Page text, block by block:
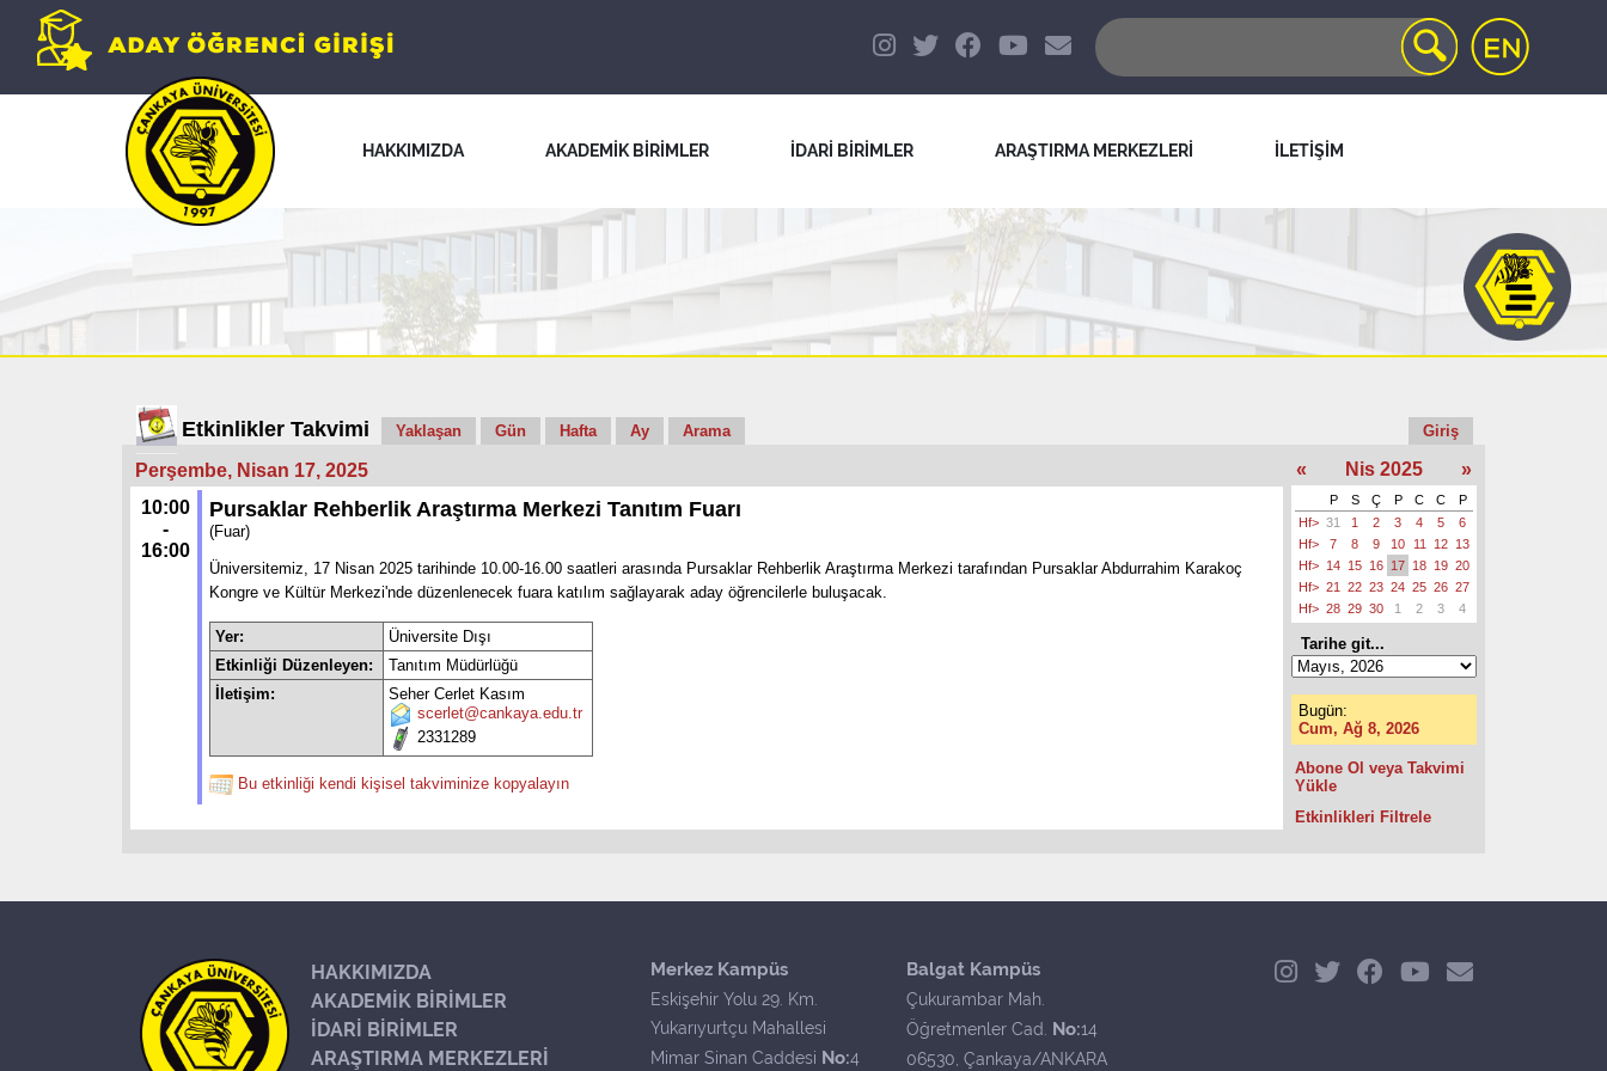
HAKKIMIZDA AKADEMİK BİRİMLER İDARİ BİRİMLER ARAŞTIRMA MERKEZLERİ İLETİŞİM
Etkinlikler Takvimi Yaklaşan Gün Hafta Ay Arama Giriş
Perşembe, Nisan 17, 2025
10:00
-
16:00
Pursaklar Rehberlik Araştırma Merkezi Tanıtım Fuarı
(Fuar)
Üniversitemiz, 17 Nisan 2025 tarihinde 10.00-16.00 saatleri arasında Pursaklar Rehberlik Araştırma Merkezi tarafından Pursaklar Abdurrahim Karakoç
Kongre ve Kültür Merkezi'nde düzenlenecek fuara katılım sağlayarak aday öğrencilerle buluşacak.
Yer:
Üniversite Dışı
Etkinliği Düzenleyen:
Tanıtım Müdürlüğü
İletişim:
Seher Cerlet Kasım
scerlet@cankaya.edu.tr
2331289
Bu etkinliği kendi kişisel takviminize kopyalayın
« Nis 2025 »
P S Ç P C C
P
Hf> 31 1 2 3 4 5
6
Hf>
7 8 9 10 11 12 13
Hf> 14 15 16 17 18 19 20
Hf> 21 22 23 24 25 26 27
Hf> 28 29 30 1 2 3 4
Tarihe git...
Bugün:
Cum, Ağ 8, 2026
Abone Ol veya Takvimi
Yükle
Etkinlikleri Filtrele
HAKKIMIZDA
AKADEMİK BİRİMLER
İDARİ BİRİMLER
ARAŞTIRMA MERKEZLERİ
Merkez Kampüs
Eskişehir Yolu 29. Km.
Yukarıyurtçu Mahallesi
Mimar Sinan Caddesi No:4
Balgat Kampüs
Çukurambar Mah.
Öğretmenler Cad. No:14
06530, Çankaya/ANKARA